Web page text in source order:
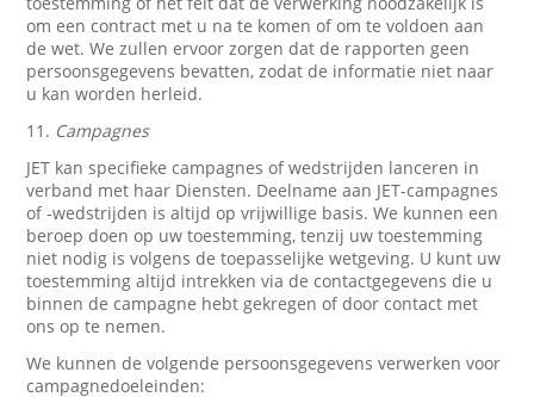
om een contract met u na te komen of om te voldoen aan
de wet. We zullen ervoor zorgen dat de rapporten geen
persoonsgegevens bevatten, zodat de informatie niet naar
u kan worden herleid.
11. Campagnes
JET kan specifieke campagnes of wedstrijden lanceren in
verband met haar Diensten. Deelname aan JET-campagnes
of -wedstrijden is altijd op vrijwillige basis. We kunnen een
beroep doen op uw toestemming, tenzij uw toestemming
niet nodig is volgens de toepasselijke wetgeving. U kunt uw
toestemming altijd intrekken via de contactgegevens die u
binnen de campagne hebt gekregen of door contact met
ons op te nemen.
We kunnen de volgende persoonsgegevens verwerken voor
campagnedoeleinden: